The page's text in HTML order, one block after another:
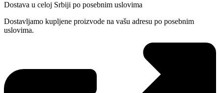
Dostava u celoj Srbiji po posebnim uslovima
Dostavljamo kupljene proizvode na vašu adresu po posebnim
uslovima.